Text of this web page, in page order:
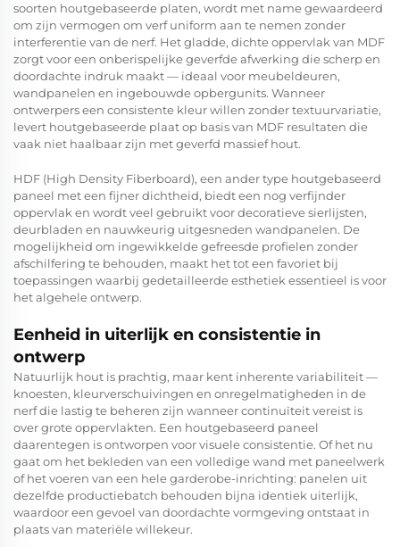
soorten houtgebaseerde platen, wordt met name gewaardeerd
om zijn vermogen om verf uniform aan te nemen zonder
interferentie van de nerf. Het gladde, dichte oppervlak van MDF
zorgt voor een onberispelijke geverfde afwerking die scherp en
doordachte indruk maakt — ideaal voor meubeldeuren,
wandpanelen en ingebouwde opbergunits. Wanneer
ontwerpers een consistente kleur willen zonder textuurvariatie,
levert houtgebaseerde plaat op basis van MDF resultaten die
vaak niet haalbaar zijn met geverfd massief hout.
HDF (High Density Fiberboard), een ander type houtgebaseerd
paneel met een fijner dichtheid, biedt een nog verfijnder
oppervlak en wordt veel gebruikt voor decoratieve sierlijsten,
deurbladen en nauwkeurig uitgesneden wandpanelen. De
mogelijkheid om ingewikkelde gefreesde profielen zonder
afschilfering te behouden, maakt het tot een favoriet bij
toepassingen waarbij gedetailleerde esthetiek essentieel is voor
het algehele ontwerp.
Eenheid in uiterlijk en consistentie in
ontwerp
Natuurlijk hout is prachtig, maar kent inherente variabiliteit —
knoesten, kleurverschuivingen en onregelmatigheden in de
nerf die lastig te beheren zijn wanneer continuïteit vereist is
over grote oppervlakten. Een houtgebaseerd paneel
daarentegen is ontworpen voor visuele consistentie. Of het nu
gaat om het bekleden van een volledige wand met paneelwerk
of het voeren van een hele garderobe-inrichting: panelen uit
dezelfde productiebatch behouden bijna identiek uiterlijk,
waardoor een gevoel van doordachte vormgeving ontstaat in
plaats van materiële willekeur.